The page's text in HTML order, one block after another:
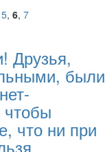
5, 6, 7
Друзья,
были
что ни при